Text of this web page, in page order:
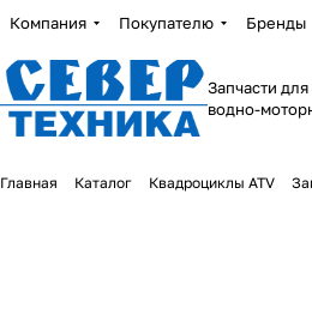
Компания Покупателю Бренды
Запчасти
водно-
Главная Каталог Квадроциклы ATV